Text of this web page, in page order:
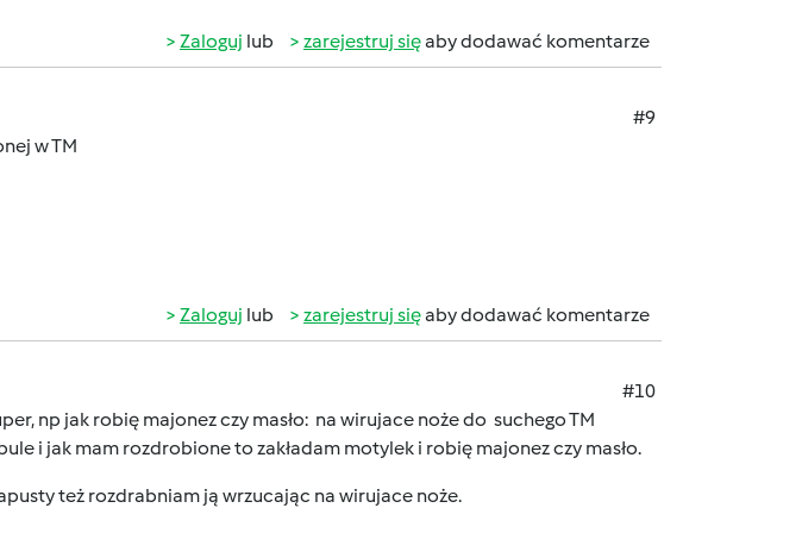
Zaloguj lub zarejestruj sięaby dodawać komentarze
#9
w TM
Zaloguj lub zarejestruj sięaby dodawać komentarze
#10
np jak robię majonez czy masło: na wirujace noże do suchego TM
i jak mam rozdrobione to zakładam motylek i robię majonez czy masło.
też rozdrabniam ją wrzucając na wirujace noże.